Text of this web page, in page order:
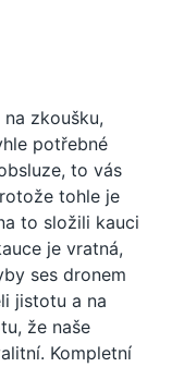
zkoušku,
potřebné
to vás
tohle je
to složili kauci
je vratná,
ses dronem
jistotu a na
že naše
Kompletní